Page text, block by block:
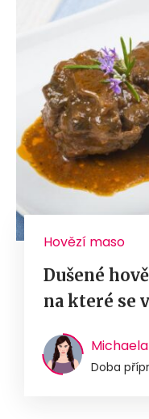
Hovězí maso
Dušené
na které se
Doba